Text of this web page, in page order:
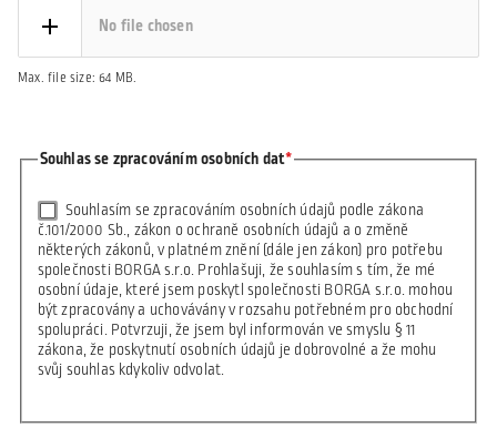
No file chosen
Max. file size: 64 MB.
Souhlas se zpracováním osobních dat
Souhlasím se zpracováním osobních údajů podle zákona
č.101/2000 Sb., zákon o ochraně osobních údajů a o změně
některých zákonů, v platném znění (dále jen zákon) pro potřebu
společnosti BORGA s.r.o. Prohlašuji, že souhlasím s tím, že mé
osobní údaje, které jsem poskytl společnosti BORGA s.r.o. mohou
být zpracovány a uchovávány v rozsahu potřebném pro obchodní
spolupráci. Potvrzuji, že jsem byl informován ve smyslu § 11
zákona, že poskytnutí osobních údajů je dobrovolné a že mohu
svůj souhlas kdykoliv odvolat.